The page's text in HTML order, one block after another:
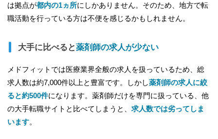
は拠点が都内の1ヵ所にしかありません。そのため、地方で転
職活動を行っている方は不便を感じるかもしれません。
大手に比べると薬剤師の求人が少ない
メドフィットでは医療業界全般の求人を扱っているため、総
求人数は約7,000件以上と豊富です。しかし薬剤師の求人に絞
ると約500件になります。薬剤師だけを専門に扱っている、他
の大手転職サイトと比べてしまうと、 求人数では劣ってしま
います。